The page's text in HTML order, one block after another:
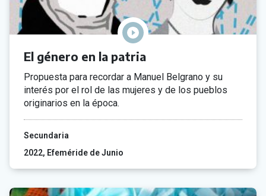
El género en la patria
Propuesta para recordar a Manuel Belgrano y su
interés por el rol de las mujeres y de los pueblos
originarios en la época.
Secundaria
2022 Efeméride de Junio